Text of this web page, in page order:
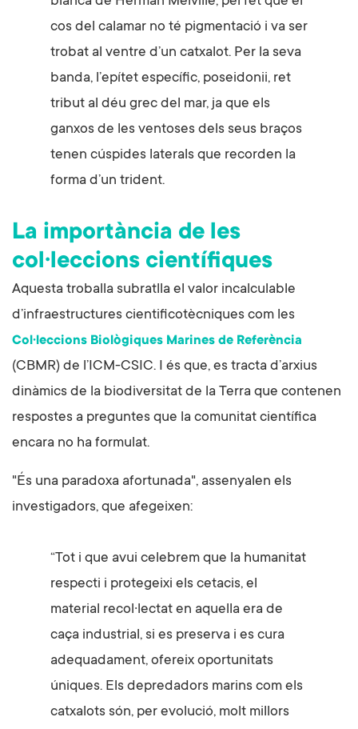
cos del calamar no té pigmentació i va ser
trobat al ventre d’un catxalot. Per la seva
banda, l’epítet específic, poseidonii, ret
tribut al déu grec del mar, ja que els
ganxos de les ventoses dels seus braços
tenen cúspides laterals que recorden la
forma d’un trident.
La importància de les
col·leccions científiques
Aquesta troballa subratlla el valor incalculable
d’infraestructures cientificotècniques com les
Col·leccions Biològiques Marines de Referència
(CBMR) de l’ICM-CSIC. I és que, es tracta d’arxius
dinàmics de la biodiversitat de la Terra que contenen
respostes a preguntes que la comunitat científica
encara no ha formulat.
"És una paradoxa afortunada", assenyalen els
investigadors, que afegeixen:
“Tot i que avui celebrem que la humanitat
respecti i protegeixi els cetacis, el
material recol·lectat en aquella era de
caça industrial, si es preserva i es cura
adequadament, ofereix oportunitats
úniques. Els depredadors marins com els
catxalots són, per evolució, molt millors